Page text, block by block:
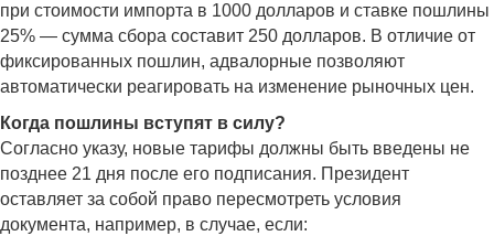
при стоимости импорта в 1000 долларов и ставке пошлины
25% — сумма сбора составит 250 долларов. В отличие от
фиксированных пошлин, адвалорные позволяют
автоматически реагировать на изменение рыночных цен.
Когда пошлины вступят в силу?
Согласно указу, новые тарифы должны быть введены не
позднее 21 дня после его подписания. Президент
оставляет за собой право пересмотреть условия
документа, например, в случае, если: